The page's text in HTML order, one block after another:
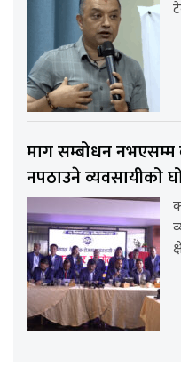
माग सम्बोधन नभएसम्म
नपठाउने व्यवसायीको